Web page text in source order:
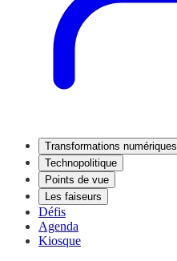
Transformations numériques
Technopolitique
Points de vue
Les faiseurs
Défis
Agenda
Kiosque